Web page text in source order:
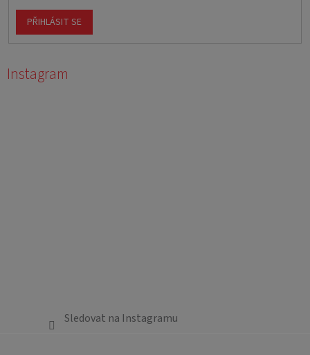
PŘIHLÁSIT SE
Instagram
Sledovat na Instagramu